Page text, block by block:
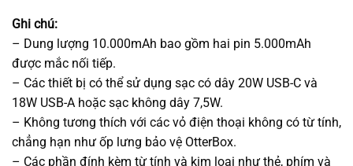
Ghi chú:
– Dung lượng 10.000mAh bao gồm hai pin 5.000mAh
được mắc nối tiếp.
– Các thiết bị có thể sử dụng sạc có dây 20W USB-C và
18W USB-A hoặc sạc không dây 7,5W.
– Không tương thích với các vỏ điện thoại không có từ tính,
chẳng hạn như ốp lưng bảo vệ OtterBox.
– Các phần đính kèm từ tính và kim loại như thẻ, phím và